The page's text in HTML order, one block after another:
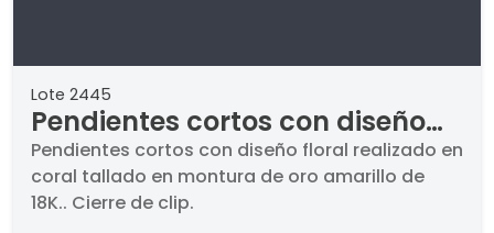
Lote 2445
Pendientes cortos con diseño
floral realizado en coral tallado
en montura de oro amarillo de
18K.
Pendientes cortos con diseño floral realizado en
coral tallado en montura de oro amarillo de
18K.. Cierre de clip.